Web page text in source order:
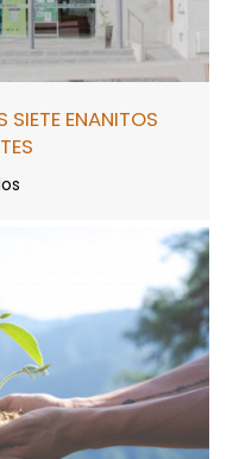
SIETE ENANITOS